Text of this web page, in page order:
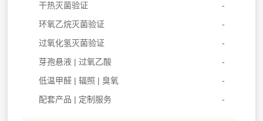
干热灭菌验证
环氧乙烷灭菌验证
过氧化氢灭菌验证
芽孢悬液 | 过氧乙酸
低温甲醛 | 辐照 | 臭氧
配套产品 | 定制服务